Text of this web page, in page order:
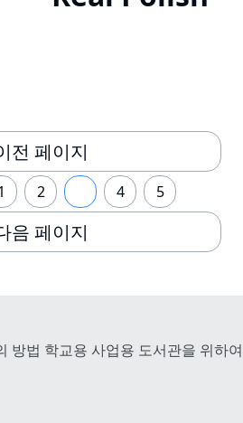
전 페이지
2 4 5
음 페이지
방법 학교용 사업용 도서관을 위하여